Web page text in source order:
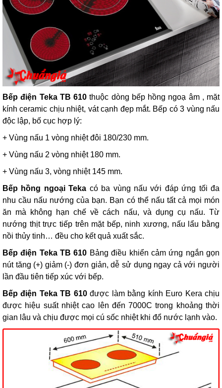
Bếp điện Teka TB 610 thuộc dòng bếp hồng ngoạ âm , mặt
kính ceramic chịu nhiệt, vát cạnh đẹp mắt. Bếp có 3 vùng nấu
độc lập, bố cục hợp lý:
+ Vùng nấu 1 vòng nhiệt đôi 180/230 mm.
+ Vùng nấu 2 vòng nhiệt 180 mm.
+ Vùng nấu 3, vòng nhiệt 145 mm.
Bếp hồng ngoại Teka có ba vùng nấu với đáp ứng tối đa
nhu cầu nấu nướng của bạn. Bạn có thể nấu tất cả mọi món
ăn mà không hạn chế về cách nấu, và dụng cụ nấu. Từ
nướng thịt trực tiếp trên mặt bếp, ninh xương, nấu lẩu bằng
nồi thủy tinh… đều cho kết quả xuất sắc.
Bếp điện Teka TB 610 Bảng điều khiển cảm ứng ngắn gọn
nút tăng (+) giảm (-) đơn giản, dễ sử dụng ngay cả với người
lần đầu tiên tiếp xúc với bếp.
Bếp điện Teka TB 610được làm bằng kính Euro Kera chịu
được hiệu suất nhiệt cao lên đến 7000C trong khoảng thời
gian lâu và chịu được mọi cú sốc nhiệt khi đổ nước lạnh vào.